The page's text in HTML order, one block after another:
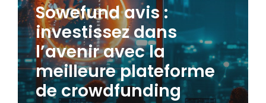
Sowefund avis :
investissez dans
l’avenir avec la
meilleure plateforme
de crowdfunding